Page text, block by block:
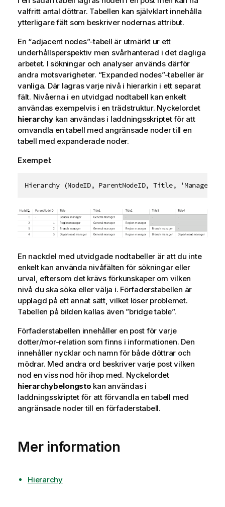
valfritt antal döttrar. Tabellen kan självklart innehålla
ytterligare fält som beskriver nodernas attribut.
En “adjacent nodes”-tabell är utmärkt ur ett
underhållsperspektiv men svårhanterad i det dagliga
arbetet. I sökningar och analyser används därför
andra motsvarigheter. “Expanded nodes”-tabeller är
vanliga. Där lagras varje nivå i hierarkin i ett separat
fält. Nivåerna i en utvidgad nodtabell kan enkelt
användas exempelvis i en trädstruktur. Nyckelordet
hierarchykan användas i laddningsskriptet för att
omvandla en tabell med angränsade noder till en
tabell med expanderade noder.
Exempel:
Hierarchy (NodeID, ParentNodeID, Title,
En nackdel med utvidgade nodtabeller är att du inte
enkelt kan använda nivåfälten för sökningar eller
urval, eftersom det krävs förkunskaper om vilken
nivå du ska söka eller välja i. Förfaderstabellen är
upplagd på ett annat sätt, vilket löser problemet.
Tabellen på bilden kallas även ”bridge table”.
Förfaderstabellen innehåller en post för varje
dotter/mor-relation som finns i informationen. Den
innehåller nycklar och namn för både döttrar och
mödrar. Med andra ord beskriver varje post vilken
nod en viss nod hör ihop med. Nyckelordet
hierarchybelongsto kan användas i
laddningsskriptet för att förvandla en tabell med
angränsade noder till en förfaderstabell.
Mer information
Hierarchy